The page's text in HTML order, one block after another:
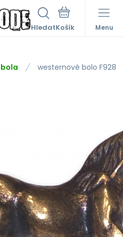
Hledat Menu
bola westernové bolo F928